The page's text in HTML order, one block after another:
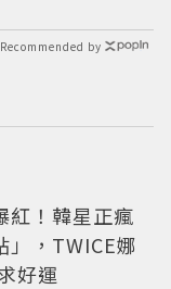
Recommended by
紅！韓星正瘋
」，TWICE娜
好運